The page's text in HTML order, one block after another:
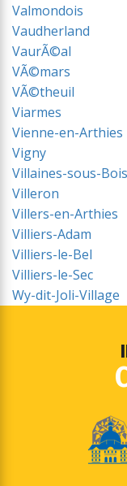
Valmondois
Vaudherland
VaurÃ©al
VÃ©mars
VÃ©theuil
Viarmes
Vienne-en-Arthies
Vigny
Villaines-sous-Bois
Villeron
Villers-en-Arthies
Villiers-Adam
Villiers-le-Bel
Villiers-le-Sec
Wy-dit-Joli-Village